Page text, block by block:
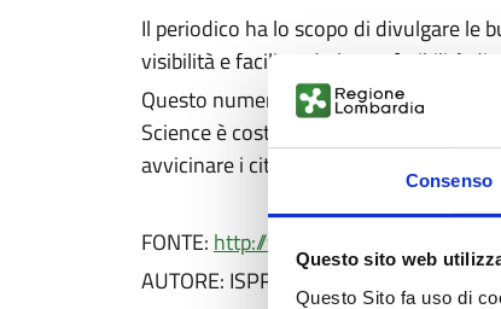
Consenso
Questo sito web
Questo Sito fa uso di
Il periodico ha lo scopo di divulgare le
visibilità e facilitando la trasferibilità di
Questo numero è dedicato a buone
Science è costruire una cooperazione
avvicinare i cittadini alla scienza.
FONTE: http://
AUTORE: ISPRA